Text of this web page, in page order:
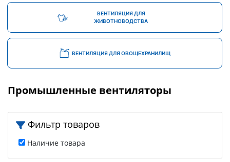
ВЕНТИЛЯЦИЯ ДЛЯ
ЖИВОТНОВОДСТВА
ВЕНТИЛЯЦИЯ ДЛЯ ОВОЩЕХРАНИЛИЩ
Промышленные вентиляторы
Фильтр товаров
Наличие товара